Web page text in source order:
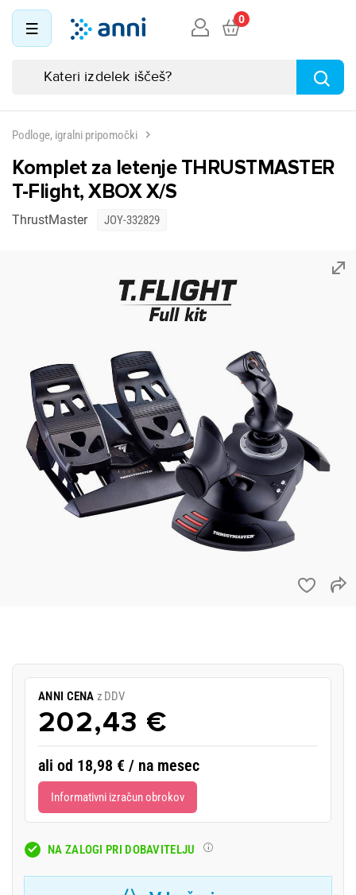
0
Podloge, igralni pripomočki
Komplet za letenje THRUSTMASTER
T-Flight, XBOX X/S
ThrustMaster JOY-332829
ANNI CENA z DDV
202,43 €
ali od 18,98 € / na mesec
Informativni izračun obrokov
NA ZALOGI PRI DOBAVITELJU